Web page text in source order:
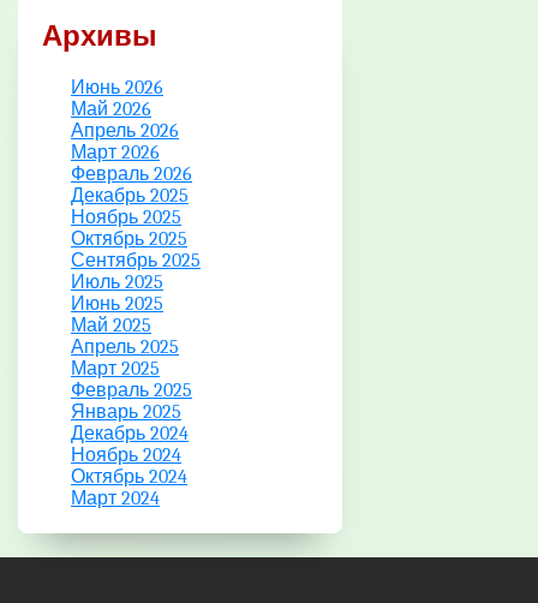
Архивы
Июнь 2026
Май 2026
Апрель 2026
Март 2026
Февраль 2026
Декабрь 2025
Ноябрь 2025
Октябрь 2025
Сентябрь 2025
Июль 2025
Июнь 2025
Май 2025
Апрель 2025
Март 2025
Февраль 2025
Январь 2025
Декабрь 2024
Ноябрь 2024
Октябрь 2024
Март 2024